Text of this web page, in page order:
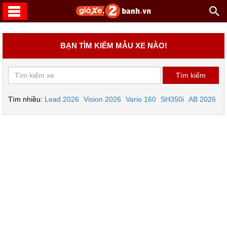
BẠN TÌM KIẾM MẪU XE NÀO!
Tìm nhiều: Lead 2026 Vision 2026 Vario 160 SH350i AB 2026